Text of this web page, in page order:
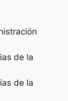
de la
de la